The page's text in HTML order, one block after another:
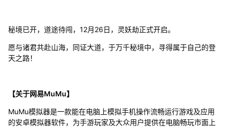
秘境已开，道途待闯，12月26日，灵妖劫正式开启。
愿与诸君共赴山海，同证大道，于万千秘境中，寻得属于自己的登
天之路！
【关于网易MuMu】
MuMu模拟器是一款能在电脑上模拟手机操作流畅运行游戏及应用
的安卓模拟器软件，为手游玩家及大众用户提供在电脑畅玩市面上